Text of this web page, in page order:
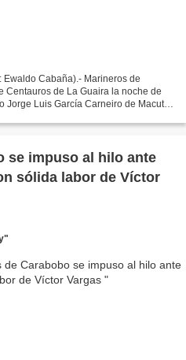
Ewaldo Cabaña).- Marineros de
Centauros de La Guaira la noche de
Jorge Luis García Carneiro de Macuto
se impuso al hilo ante
sólida labor de Víctor